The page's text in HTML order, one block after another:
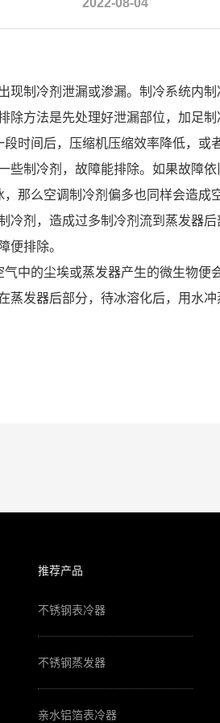
2022-08-04
现制冷剂泄漏或渗漏。制冷系统内
方法是先处理好泄漏部位，加足制
时间后，压缩机压缩效率降低，或
些制冷剂，故障能排除。如果故障依
那么空调制冷剂偏多也同样会造成
冷剂，造成过多制冷剂流到蒸发器
便排除。
中的尘埃或蒸发器产生的微生物便
蒸发器后部分，待冰溶化后，用水
推荐产品
不锈钢表冷器
不锈钢蒸发器
亲水铝箔表冷器